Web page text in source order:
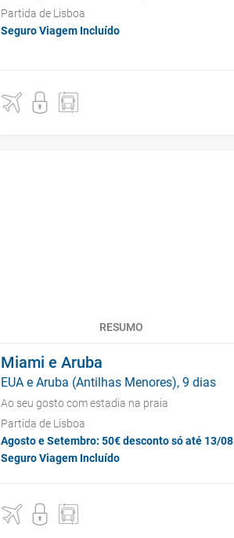
Partida de Lisboa
Seguro Viagem Incluído
RESUMO
Miami e Aruba
EUA e Aruba (Antilhas Menores), 9 dias
Ao seu gosto com estadia na praia
Partida de Lisboa
Agosto e Setembro: 50€ desconto só até 13/08
Seguro Viagem Incluído